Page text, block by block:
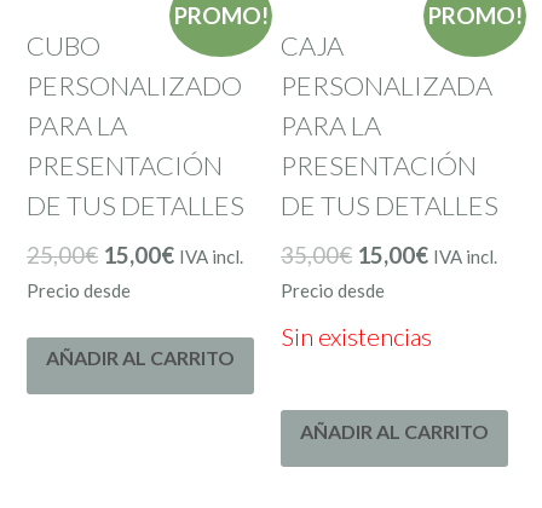
PROMO!
CUBO
PERSONALIZADO
PARA LA
PRESENTACIÓN
DE TUS DETALLES
25,00€ 15,00€ IVA incl.
Precio desde
AÑADIR AL CARRITO
PROMO!
CAJA
PERSONALIZADA
PARA LA
PRESENTACIÓN
DE TUS DETALLES
35,00€ 15,00€ IVA incl.
Precio desde
Sin existencias
AÑADIR AL CARRITO